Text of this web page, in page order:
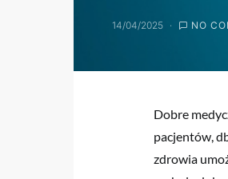
14/04/2025 NO
Dobre
pacjentów,
zdrowia